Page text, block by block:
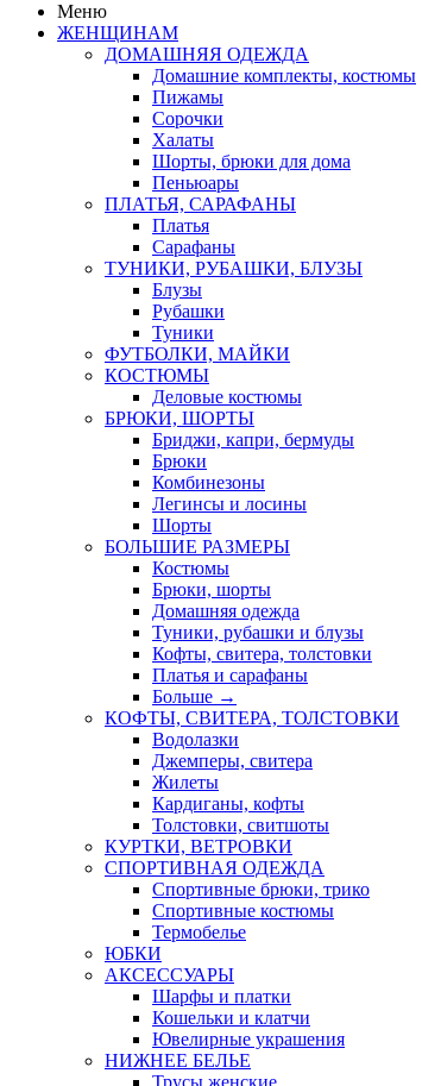
Меню
ЖЕНЩИНАМ
ДОМАШНЯЯ ОДЕЖДА
Домашние комплекты, костюмы
Пижамы
Сорочки
Халаты
Шорты, брюки для дома
Пеньюары
ПЛАТЬЯ, САРАФАНЫ
Платья
Сарафаны
ТУНИКИ, РУБАШКИ, БЛУЗЫ
Блузы
Рубашки
Туники
ФУТБОЛКИ, МАЙКИ
КОСТЮМЫ
Деловые костюмы
БРЮКИ, ШОРТЫ
Бриджи, капри, бермуды
Брюки
Комбинезоны
Легинсы и лосины
Шорты
БОЛЬШИЕ РАЗМЕРЫ
Костюмы
Брюки, шорты
Домашняя одежда
Туники, рубашки и блузы
Кофты, свитера, толстовки
Платья и сарафаны
Больше →
КОФТЫ, СВИТЕРА, ТОЛСТОВКИ
Водолазки
Джемперы, свитера
Жилеты
Кардиганы, кофты
Толстовки, свитшоты
КУРТКИ, ВЕТРОВКИ
СПОРТИВНАЯ ОДЕЖДА
Спортивные брюки, трико
Спортивные костюмы
Термобелье
ЮБКИ
AКСЕССУАРЫ
Шарфы и платки
Кошельки и клатчи
Ювелирные украшения
НИЖНЕЕ БЕЛЬЕ
Трусы женские